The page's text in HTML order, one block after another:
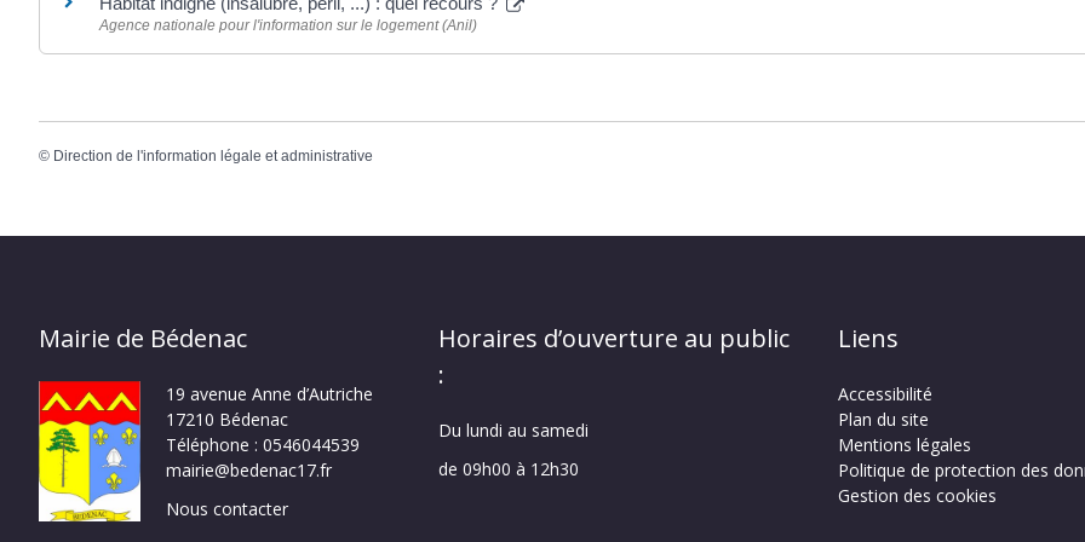
Agence nationale pour l'information sur le logement (Anil)
© Direction de l'information légale et administrative
Mairie de Bédenac
19 avenue Anne d’Autriche
17210 Bédenac
Téléphone : 0546044539
mairie@bedenac17.fr
Nous contacter
Horaires d’ouverture au public
:
Du lundi au samedi
de 09h00 à 12h30
Liens
Accessibilité
Plan du site
Mentions légales
Politique de protection des
Gestion des cookies